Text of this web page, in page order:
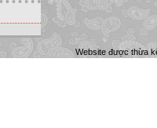
Website được thừa